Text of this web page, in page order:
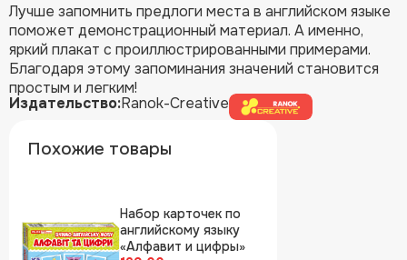
Лучше запомнить предлоги места в английском языке
поможет демонстрационный материал. А именно,
яркий плакат с проиллюстрированными примерами.
Благодаря этому запоминания значений становится
простым и легким!
Издательство:Ranok-Creative
Похожие товары
Набор карточек по
английскому языку
«Алфавит и цифры»